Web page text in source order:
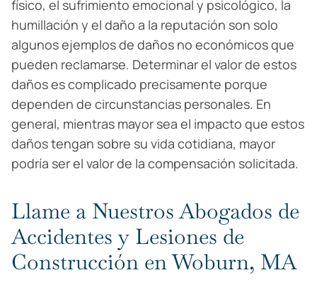
físico, el sufrimiento emocional y psicológico, la
humillación y el daño a la reputación son solo
algunos ejemplos de daños no económicos que
pueden reclamarse. Determinar el valor de estos
daños es complicado precisamente porque
dependen de circunstancias personales. En
general, mientras mayor sea el impacto que estos
daños tengan sobre su vida cotidiana, mayor
podría ser el valor de la compensación solicitada.
Llame a Nuestros Abogados de
Accidentes y Lesiones de
Construcción en Woburn, MA